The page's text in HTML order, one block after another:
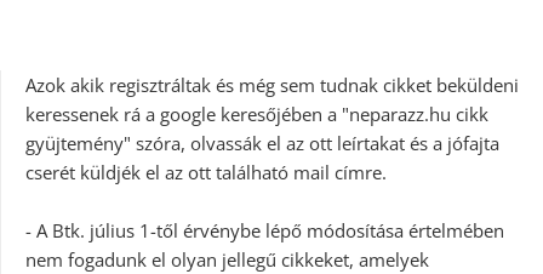
Azok akik regisztráltak és még sem tudnak cikket beküldeni
keressenek rá a google keresőjében a "neparazz.hu cikk
gyüjtemény" szóra, olvassák el az ott leírtakat és a jófajta
cserét küldjék el az ott található mail címre.
- A Btk. július 1-től érvénybe lépő módosítása értelmében
nem fogadunk el olyan jellegű cikkeket, amelyek